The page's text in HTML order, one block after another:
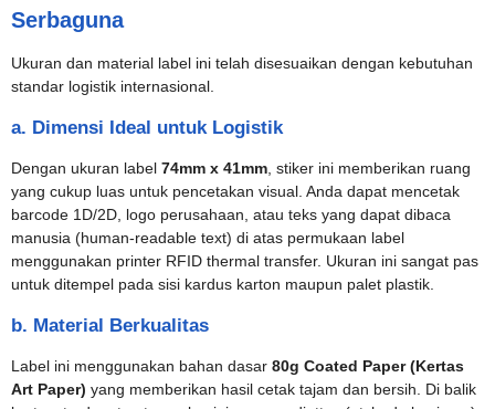
Serbaguna
Ukuran dan material label ini telah disesuaikan dengan kebutuhan
standar logistik internasional.
a. Dimensi Ideal untuk Logistik
Dengan ukuran label 74mm x 41mm , stiker ini memberikan ruang
yang cukup luas untuk pencetakan visual. Anda dapat mencetak
barcode 1D/2D, logo perusahaan, atau teks yang dapat dibaca
manusia (human-readable text) di atas permukaan label
menggunakan printer RFID thermal transfer. Ukuran ini sangat pas
untuk ditempel pada sisi kardus karton maupun palet plastik.
b. Material Berkualitas
Label ini menggunakan bahan dasar 80g Coated Paper (Kertas
Art Paper) yang memberikan hasil cetak tajam dan bersih. Di balik